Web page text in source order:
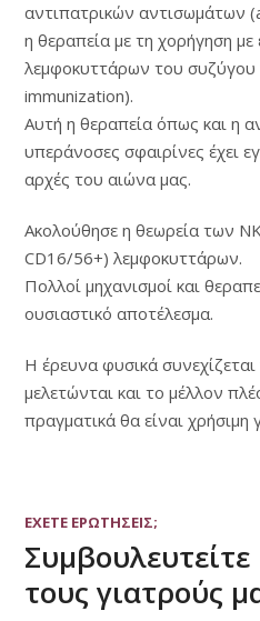
αντιπατρικών αντισωμάτων
η θεραπεία με τη χορήγηση
λεμφοκυττάρων του
immunization).
Αυτή η θεραπεία όπως και η
υπεράνοσες σφαιρίνες έχει
αρχές του αιώνα μας.
Ακολούθησε η θεωρεία των
CD16/56+) λεμφοκυττάρων.
Πολλοί μηχανισμοί και
ουσιαστικό αποτέλεσμα.
Η έρευνα φυσικά
μελετώνται και το μέλλον
πραγματικά θα είναι χρήσιμη
ΕΧΕΤΕ ΕΡΩΤΗΣΕΙΣ;
Συμβουλευτείτε
τους γιατρούς